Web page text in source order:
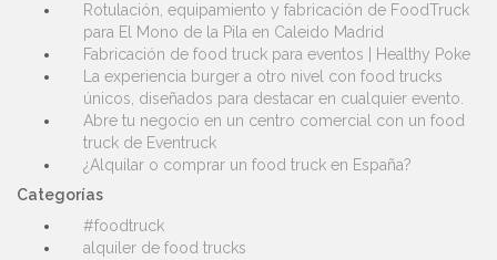
Rotulación, equipamiento y fabricación de FoodTruck
para El Mono de la Pila en Caleido Madrid
Fabricación de food truck para eventos | Healthy Poke
La experiencia burger a otro nivel con food trucks
únicos, diseñados para destacar en cualquier evento.
Abre tu negocio en un centro comercial con un food
truck de Eventruck
¿Alquilar o comprar un food truck en España?
Categorías
#foodtruck
alquiler de food trucks